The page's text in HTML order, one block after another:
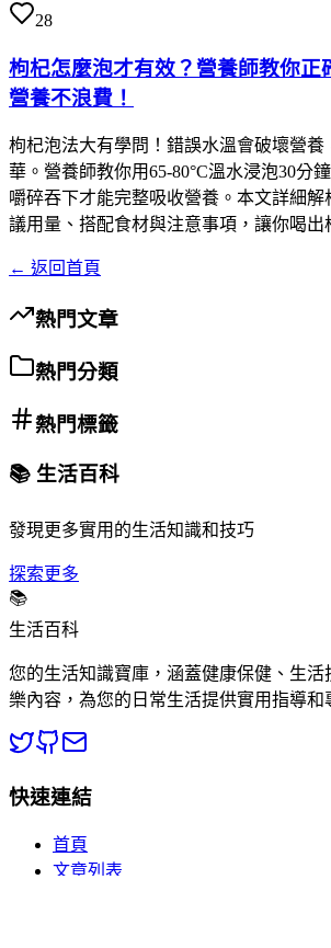
28
枸杞怎麼泡才有效？營養師教你正
營養不浪費！
枸杞泡法大有學問！錯誤水溫會破壞營養
華。營養師教你用65-80°C溫水浸泡30分
嚼碎吞下才能完整吸收營養。本文詳細
議用量、搭配食材與注意事項，讓你喝出
← 返回首頁
熱門文章
熱門分類
熱門標籤
📚 生活百科
發現更多實用的生活知識和技巧
探索更多
📚
生活百科
您的生活知識寶庫，涵蓋健康保健、生活
樂內容，為您的日常生活提供實用指導和
快速連結
首頁
文章列表